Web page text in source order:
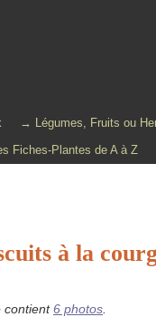
→ Légumes, Fruits ou
Fiches-Plantes de A à Z
à la
contient6 photos